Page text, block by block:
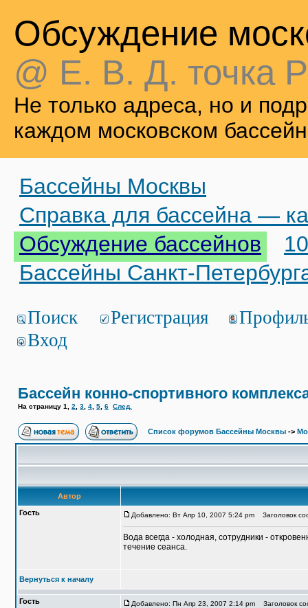
Обсуждение
@ Е. В. Д. точка
Не только адреса, но и
каждом московском
Бассейны Москвы
Справка для бассейна —
Обсуждение бассейнов
Бассейны Санкт-
Поиск Регистрация
Вход
Бассейн конно-спортивного
На страницу 1 2 3 4 5 6 След.
Список форумов Бассейны Москвы ->
Автор
Гость
Добавлено: Вт Апр 10, 2007 5:24 pm Заголовок
Вода всегда - холодная, сотрудники -
течение сеанса.
Вернуться к началу
Гость Добавлено: Пн Апр 23, 2007 2:14 pm Заголовок